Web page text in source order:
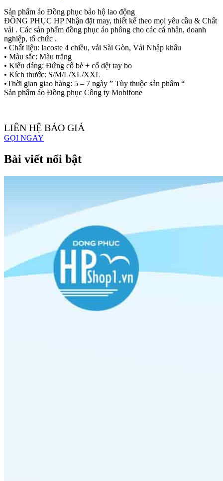
Sản phẩm áo Đồng phục bảo hộ lao động
ĐỒNG PHỤC HP Nhận đặt may, thiết kế theo mọi yêu cầu & Chất
vải . Các sản phẩm đồng phục áo phông cho các cá nhân, doanh
nghiệp, tổ chức .
• Chất liệu: lacoste 4 chiều, vải Sài Gòn, Vải Nhập khẩu
• Màu sắc: Màu trắng
• Kiểu dáng: Đứng cổ bẻ + cổ dệt tay bo
• Kích thước: S/M/L/XL/XXL
•Thời gian giao hàng: 5 – 7 ngày ” Tùy thuộc sản phẩm “
Sản phẩm áo Đồng phục Công ty Mobifone
LIÊN HỆ BÁO GIÁ
GỌI NGAY
Bài viết nổi bật